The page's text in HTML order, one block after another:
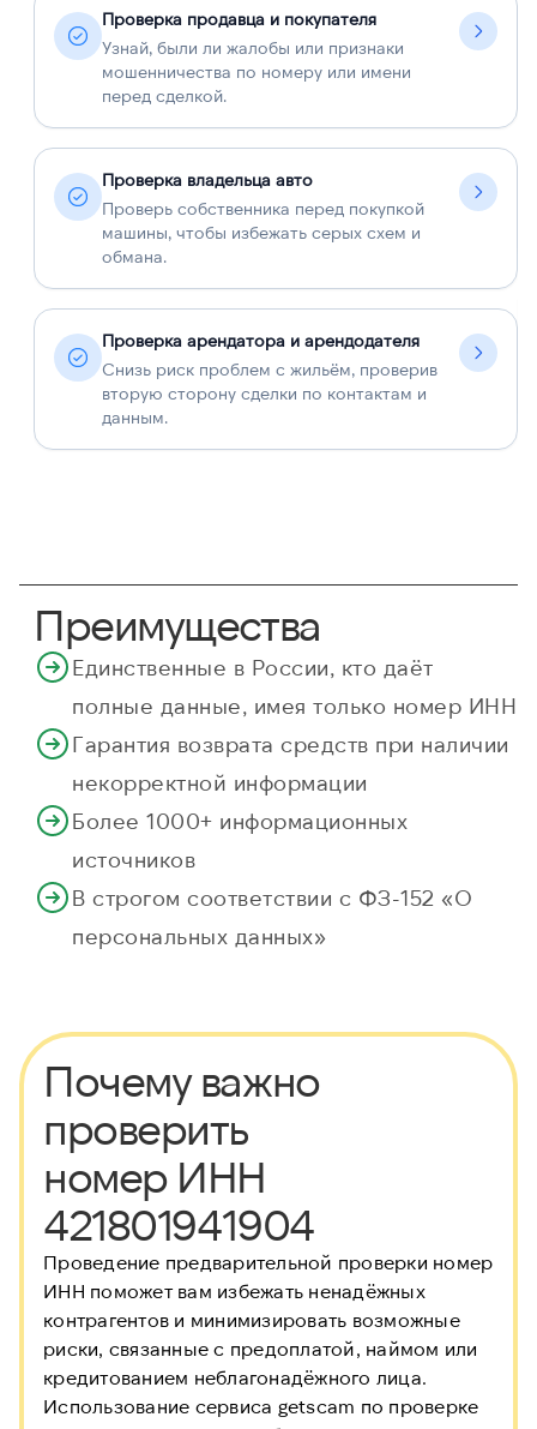
Проверка продавца и покупателя
Узнай, были ли жалобы или признаки
мошенничества по номеру или имени
перед сделкой.
Проверка владельца авто
Проверь собственника перед покупкой
машины, чтобы избежать серых схем и
обмана.
Проверка арендатора и арендодателя
Снизь риск проблем с жильём, проверив
вторую сторону сделки по контактам и
данным.
Преимущества
Единственные в России, кто даёт
полные данные, имея только номер ИНН
Гарантия возврата средств при наличии
некорректной информации
Более 1000+ информационных
источников
В строгом соответствии с ФЗ-152 «О
персональных данных»
Почему важно
проверить
номер ИНН
421801941904
Проведение предварительной проверки номер
ИНН поможет вам избежать ненадёжных
контрагентов и минимизировать возможные
риски, связанные с предоплатой, наймом или
кредитованием неблагонадёжного лица.
Использование сервиса getscam по проверке